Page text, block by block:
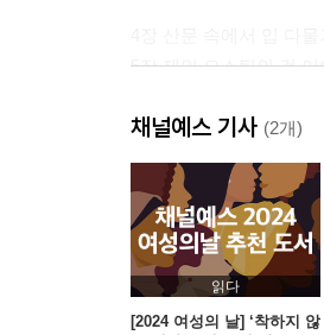
5장 제인 오스틴의 겉
3부 우리는 어떻게 타락
6장 밀턴의 악령: 가부
7장 공포의 쌍둥이: 메
8장 반대로 보기: 에밀리
4부 샬럿 브론테의 유령
채널예스 기사 (2개)
읽다
[2024 여성의 날] ‘착하지 않